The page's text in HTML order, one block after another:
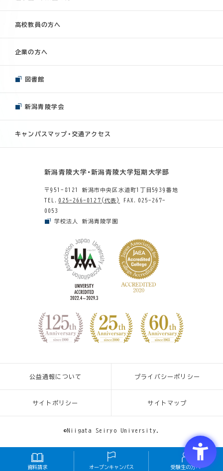
資料請求 オープンキャンパス 受験生の方へ
高校教員の方へ
企業の方へ
図書館
新潟青陵学会
キャンパスマップ・交通アクセス
新潟青陵大学・新潟青陵大学短期大学部
〒951-8121 新潟市中央区水道町1丁目5939番地
TEL. 025-266-0127(代表)
FAX.025-267-
0053
学校法人 新潟青陵学園
公益通報について プライバシーポリシー
サイトポリシー サイトマップ
©Niigata Seiryo University.